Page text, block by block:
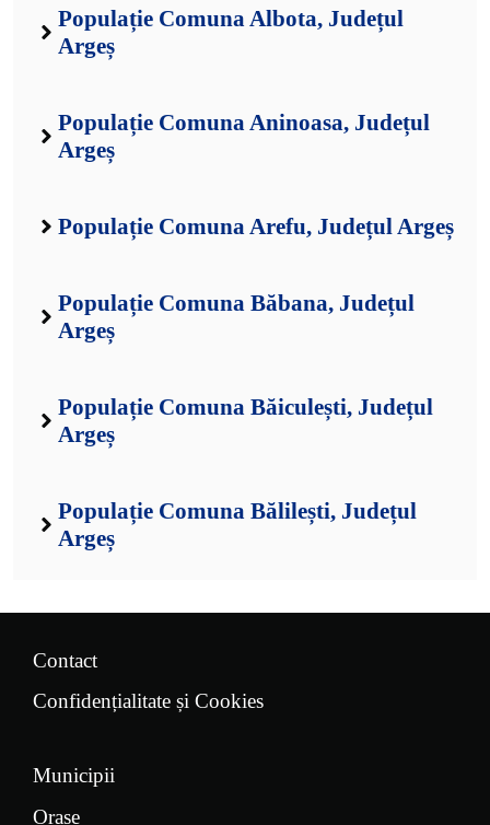
Populație Comuna Albota, Județul
Argeș
Populație Comuna Aninoasa, Județul
Argeș
Populație Comuna Arefu, Județul Argeș
Populație Comuna Băbana, Județul
Argeș
Populație Comuna Băiculești, Județul
Argeș
Populație Comuna Bălilești, Județul
Argeș
Contact
Confidențialitate și Cookies
Municipii
Orașe